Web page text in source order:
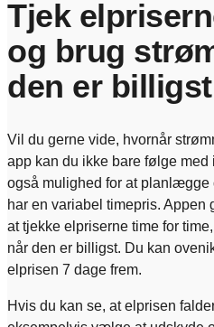
Tjek
og brug
den er billigst
Vil du gerne vide, hvornår
app kan du ikke bare følge
også mulighed for at planlægge
har en variabel timepris.
at tjekke elpriserne time for
når den er billigst. Du kan
elprisen 7 dage frem.
Hvis du kan se, at elprisen